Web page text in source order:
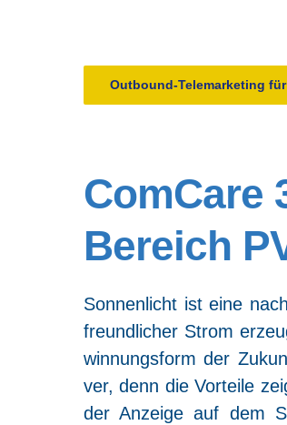
Out­bound-Tele­mar­ke­ting
Com­Ca­re
Bereich
Son­nen­licht ist eine
freund­li­cher Strom
win­nungs­form der
ver, denn die Vor­tei­le
der Anzei­ge auf dem